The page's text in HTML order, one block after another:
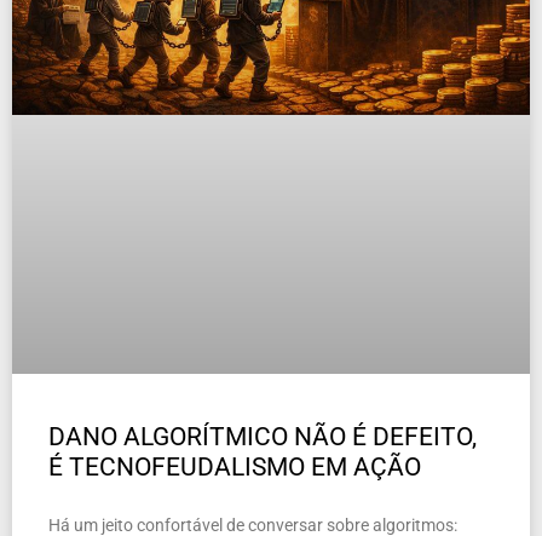
DANO ALGORÍTMICO NÃO É DEFEITO,
É TECNOFEUDALISMO EM AÇÃO
Há um jeito confortável de conversar sobre algoritmos: